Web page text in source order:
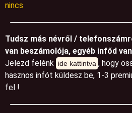
nincs
Tudsz más névről /
van beszámolója, egyéb infőd
Jelezd felénk ide kattintva , hogy
hasznos infót küldesz be, 1-3
fel !